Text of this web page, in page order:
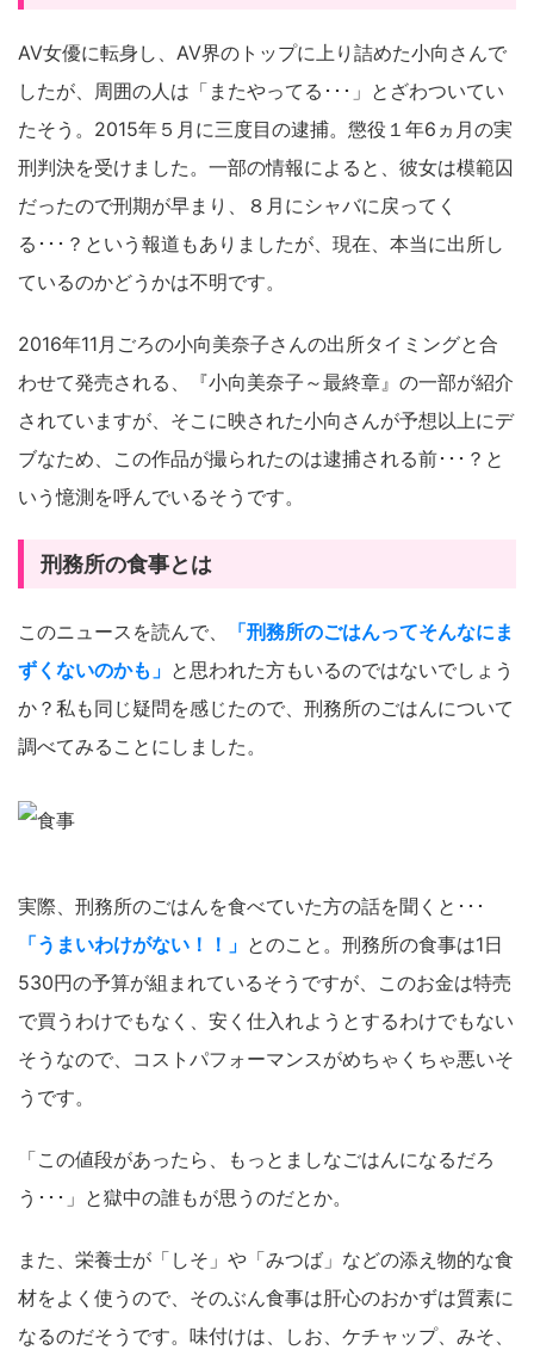
AV女優に転身し、AV界のトップに上り詰めた小向さんで
したが、周囲の人は「またやってる･･･」とざわついてい
たそう。2015年５月に三度目の逮捕。懲役１年6ヵ月の実
刑判決を受けました。一部の情報によると、彼女は模範囚
だったので刑期が早まり、８月にシャバに戻ってく
る･･･？という報道もありましたが、現在、本当に出所し
ているのかどうかは不明です。
2016年11月ごろの小向美奈子さんの出所タイミングと合
わせて発売される、『小向美奈子～最終章』の一部が紹介
されていますが、そこに映された小向さんが予想以上にデ
ブなため、この作品が撮られたのは逮捕される前･･･？と
いう憶測を呼んでいるそうです。
刑務所の食事とは
このニュースを読んで、
「刑務所のごはんってそんなにま
ずくないのかも」 と思われた方もいるのではないでしょう
か？私も同じ疑問を感じたので、刑務所のごはんについて
調べてみることにしました。
実際、刑務所のごはんを食べていた方の話を聞くと･･･
「うまいわけがない！！」 とのこと。刑務所の食事は1日
530円の予算が組まれているそうですが、このお金は特売
で買うわけでもなく、安く仕入れようとするわけでもない
そうなので、コストパフォーマンスがめちゃくちゃ悪いそ
うです。
「この値段があったら、もっとましなごはんになるだろ
う･･･」と獄中の誰もが思うのだとか。
また、栄養士が「しそ」や「みつば」などの添え物的な食
材をよく使うので、そのぶん食事は肝心のおかずは質素に
なるのだそうです。味付けは、しお、ケチャップ、みそ、